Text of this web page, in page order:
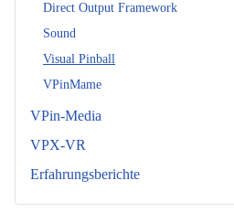
Direct Output Framework
Sound
Visual Pinball
VPinMame
VPin-Media
VPX-VR
Erfahrungsberichte